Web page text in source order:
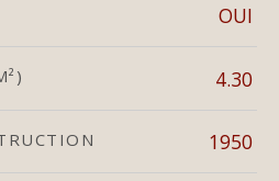
OUI
4.30
1950